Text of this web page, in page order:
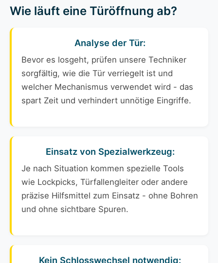
Wie läuft eine Türöffnung ab?
Analyse der Tür:
Bevor es losgeht, prüfen unsere Techniker
sorgfältig, wie die Tür verriegelt ist und
welcher Mechanismus verwendet wird - das
spart Zeit und verhindert unnötige Eingriffe.
Einsatz von Spezialwerkzeug:
Je nach Situation kommen spezielle Tools
wie Lockpicks, Türfallengleiter oder andere
präzise Hilfsmittel zum Einsatz - ohne Bohren
und ohne sichtbare Spuren.
Kein Schlosswechsel notwendig: